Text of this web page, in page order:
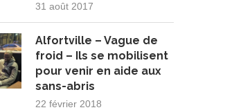
31 août 2017
Alfortville – Vague de
froid – Ils se mobilisent
pour venir en aide aux
sans-abris
22 février 2018